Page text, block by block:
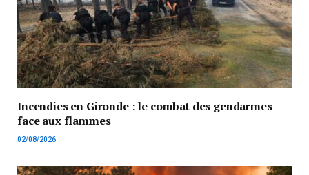
Incendies en Gironde : le combat des gendarmes
face aux flammes
02/08/2026